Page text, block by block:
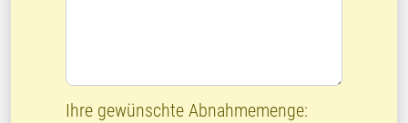
Ihre gewünschte Abnahmemenge: